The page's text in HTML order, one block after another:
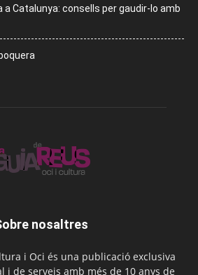
a Catalunya: consells per gaudir-lo amb
nosaltres
i Oci és una publicació exclusiva
i de serveis amb més de 10 anys de